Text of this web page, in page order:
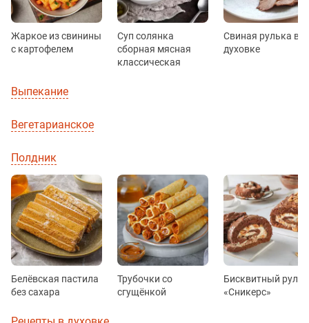
Жаркое из свинины
с картофелем
Суп солянка
сборная мясная
классическая
Свиная рулька в
духовке
Выпекание
Вегетарианское
Полдник
Белёвская пастила
без сахара
Трубочки со
сгущёнкой
Бисквитный рулет
«Сникерс»